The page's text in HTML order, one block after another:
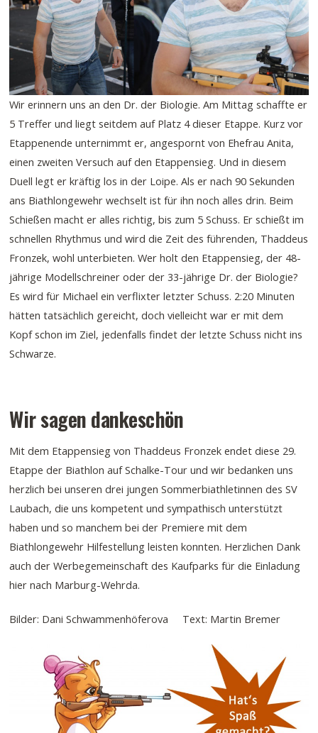
Wir erinnern uns an den Dr. der Biologie. Am Mittag schaffte er
5 Treffer und liegt seitdem auf Platz 4 dieser Etappe. Kurz vor
Etappenende unternimmt er, angespornt von Ehefrau Anita,
einen zweiten Versuch auf den Etappensieg. Und in diesem
Duell legt er kräftig los in der Loipe. Als er nach 90 Sekunden
ans Biathlongewehr wechselt ist für ihn noch alles drin. Beim
Schießen macht er alles richtig, bis zum 5 Schuss. Er schießt im
schnellen Rhythmus und wird die Zeit des führenden, Thaddeus
Fronzek, wohl unterbieten. Wer holt den Etappensieg, der 48-
jährige Modellschreiner oder der 33-jährige Dr. der Biologie?
Es wird für Michael ein verflixter letzter Schuss. 2:20 Minuten
hätten tatsächlich gereicht, doch vielleicht war er mit dem
Kopf schon im Ziel, jedenfalls findet der letzte Schuss nicht ins
Schwarze.
Wir sagen dankeschön
Mit dem Etappensieg von Thaddeus Fronzek endet diese 29.
Etappe der Biathlon auf Schalke-Tour und wir bedanken uns
herzlich bei unseren drei jungen Sommerbiathletinnen des SV
Laubach, die uns kompetent und sympathisch unterstützt
haben und so manchem bei der Premiere mit dem
Biathlongewehr Hilfestellung leisten konnten. Herzlichen Dank
auch der Werbegemeinschaft des Kaufparks für die Einladung
hier nach Marburg-Wehrda.
Bilder: Dani Schwammenhöferova Text: Martin Bremer